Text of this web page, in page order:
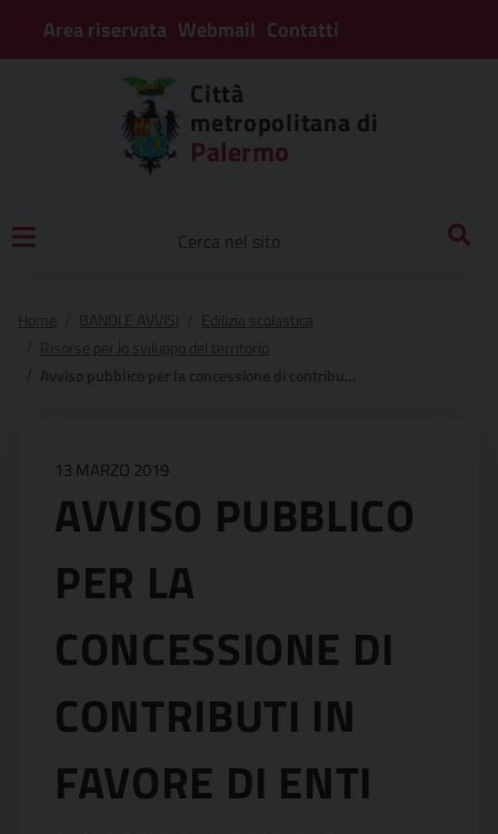
Area riservata Webmail Contatti
Città
metropolitana di
Palermo
13 MARZO 2019
AVVISO PUBBLICO
PER LA
CONCESSIONE DI
CONTRIBUTI IN
FAVORE DI ENTI